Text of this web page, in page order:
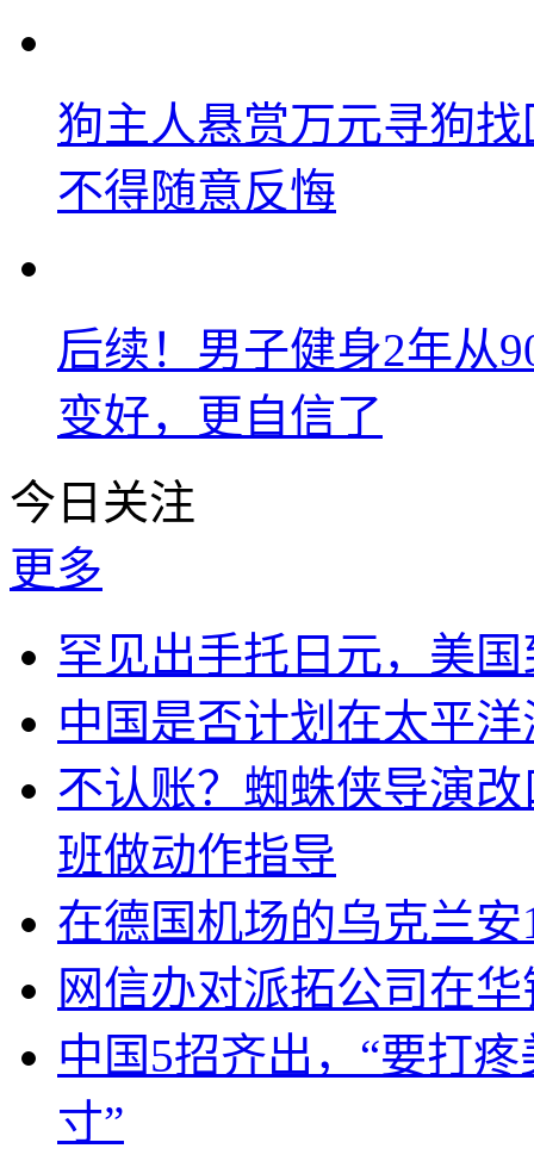
狗主人悬赏万元寻狗
不得随意反悔
后续！男子健身2年从
变好，更自信了
今日关注
更多
罕见出手托日元，美
中国是否计划在太平
不认账？蜘蛛侠导演
班做动作指导
在德国机场的乌克兰
网信办对派拓公司在
中国5招齐出，“要打
寸”